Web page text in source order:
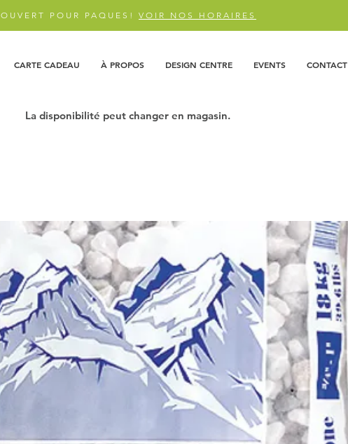
OUVERT POUR PAQUES! VOIR NOS HORAIRES
CARTE CADEAU À PROPOS DESIGN CENTRE EVENTS CONTACT
La disponibilité peut changer en magasin.